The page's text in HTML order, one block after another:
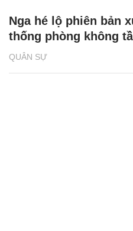
QUÂN SỰ
Nga hé lộ phiên bản
thống phòng không